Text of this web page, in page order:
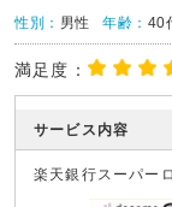
性別： 男性 年齢： 40
満足度：
サービス内容
楽天銀行スーパー